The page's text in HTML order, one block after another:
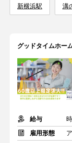
新横浜駅 溝
グッドタイムホー
給与
雇用形態